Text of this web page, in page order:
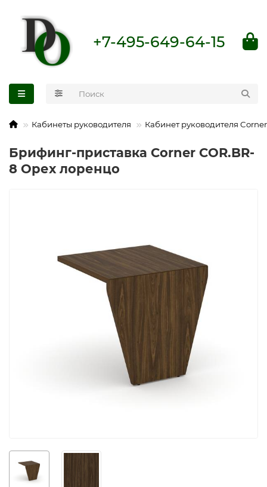
+7-495-649-64-15
Кабинеты руководителя Кабинет руководителя Corner
Брифинг-приставка Corner COR.BR-
8 Орех лоренцо